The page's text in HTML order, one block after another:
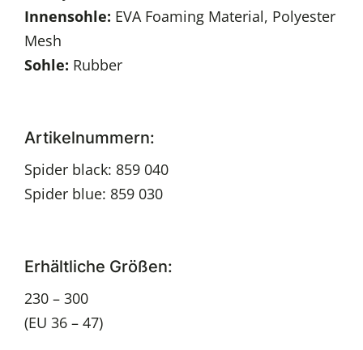
Innensohle: EVA Foaming Material, Polyester
Mesh
Sohle: Rubber
Artikelnummern:
Spider black: 859 040
Spider blue: 859 030
Erhältliche Größen:
230 – 300
(EU 36 – 47)